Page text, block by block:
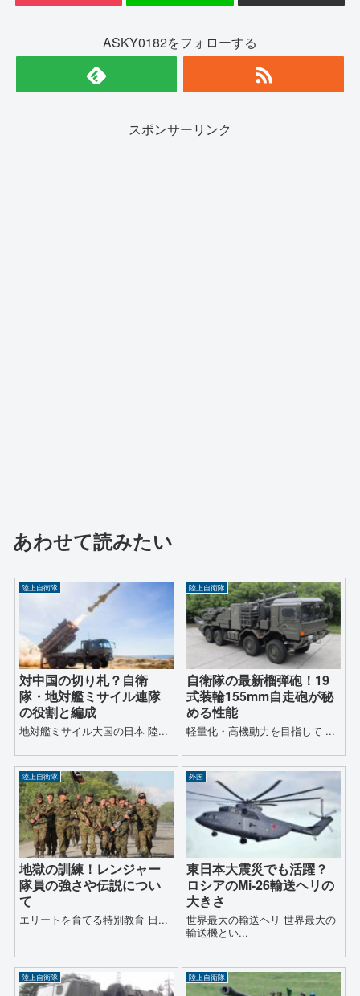
ASKY0182をフォローする
スポンサーリンク
あわせて読みたい
陸上自衛隊
対中国の切り札？自衛
隊・地対艦ミサイル連隊
の役割と編成
地対艦ミサイル大国の日本 陸...
陸上自衛隊
自衛隊の最新榴弾砲！19
式装輪155mm自走砲が秘
める性能
軽量化・高機動力を目指して ...
陸上自衛隊
地獄の訓練！レンジャー
隊員の強さや伝説につい
て
エリートを育てる特別教育 日...
外国
東日本大震災でも活躍？
ロシアのMi-26輸送ヘリの
大きさ
世界最大の輸送ヘリ 世界最大の
輸送機とい...
陸上自衛隊 陸上自衛隊